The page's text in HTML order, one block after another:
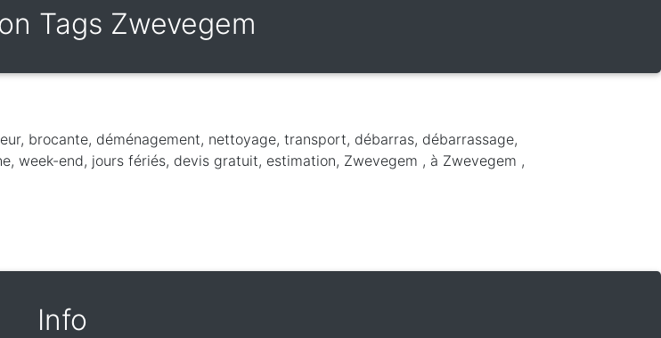
Tags Zwevegem
brocante, déménagement, nettoyage, transport, débarras, débarrassage,
week-end, jours fériés, devis gratuit, estimation, Zwevegem , à Zwevegem ,
Info